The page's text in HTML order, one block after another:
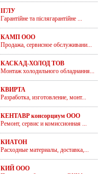
ІГЛУ
Гарантійне та післягарантійне ...
КАМП ООО
Продажа, сервисное обслуживани...
КАСКАД-ХОЛОД ТОВ
Монтаж холодильного обладнання...
КВИРТА
Разработка, изготовление, монт...
КЕНТАВР консорциум ООО
Ремонт, сервис и комиссионная ...
КИАТОН
Расходные материалы, доставка,...
КИЙ ООО